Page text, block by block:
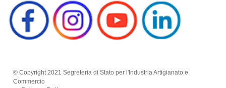
© Copyright 2021 Segreteria di Stato per l'Industria Artigianato e
Commercio